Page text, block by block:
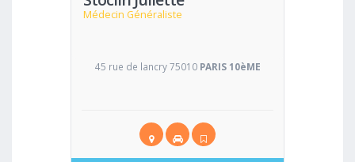
Médecin Généraliste
45 rue de lancry 75010 PARIS 10èME